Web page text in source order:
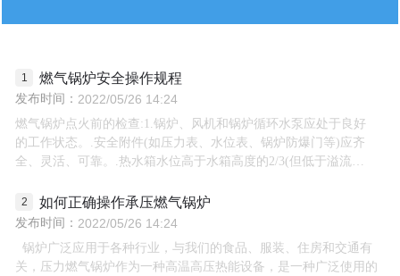
燃气锅炉安全操作规程
发布时间： 2022/05/26 14:24
燃气锅炉点火前的检查:1.锅炉、风机和锅炉循环水泵应处于良好
的工作状态。.安全附件(如压力表、水位表、锅炉防爆门等)应齐
全、灵活、可靠。.热水箱水位高于水箱高度的2/3(但低于溢流
如何正确操作承压燃气锅炉
发布时间： 2022/05/26 14:24
锅炉广泛应用于各种行业，与我们的食品、服装、住房和交通有
关，压力燃气锅炉作为一种高温高压热能设备，是一种广泛使用的